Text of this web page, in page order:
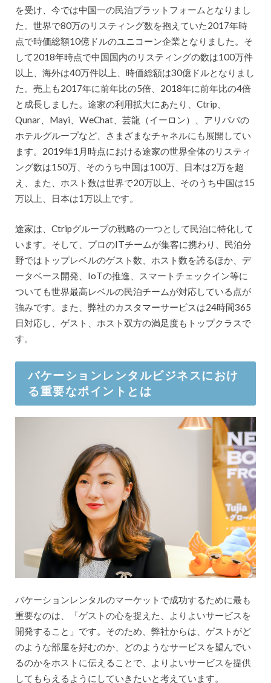
を受け、今では中国一の民泊プラットフォームとなりまし
た。世界で80万のリスティング数を抱えていた2017年時
点で時価総額10億ドルのユニコーン企業となりました。そ
して2018年時点で中国国内のリスティングの数は100万件
以上、海外は40万件以上、時価総額は30億ドルとなりまし
た。売上も2017年に前年比の5倍、2018年に前年比の4倍
と成長しました。途家の利用拡大にあたり、Ctrip、
Qunar、Mayi、WeChat、芸龍（イーロン）、アリババの
ホテルグループなど、さまざまなチャネルにも展開してい
ます。2019年1月時点における途家の世界全体のリスティ
ング数は150万、そのうち中国は100万、日本は2万を超
え、また、ホスト数は世界で20万以上、そのうち中国は15
万以上、日本は1万以上です。
途家は、Ctripグループの戦略の一つとして民泊に特化して
います。そして、プロのITチームが集客に携わり、民泊分
野ではトップレベルのゲスト数、ホスト数を誇るほか、デ
ータベース開発、IoTの推進、スマートチェックイン等に
ついても世界最高レベルの民泊チームが対応している点が
強みです。また、弊社のカスタマーサービスは24時間365
日対応し、ゲスト、ホスト双方の満足度もトップクラスで
す。
バケーションレンタルビジネスにおけ
る重要なポイントとは
バケーションレンタルのマーケットで成功するために最も
重要なのは、「ゲストの心を捉えた、よりよいサービスを
開発すること」です。そのため、弊社からは、ゲストがど
のような部屋を好むのか、どのようなサービスを望んでい
るのかをホストに伝えることで、よりよいサービスを提供
してもらえるようにしていきたいと考えています。